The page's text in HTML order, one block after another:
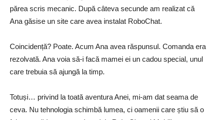
părea scris mecanic. După câteva secunde am realizat că
Ana găsise un site care avea instalat RoboChat.
Coincidență? Poate. Acum Ana avea răspunsul. Comanda era
rezolvată. Ana voia să-i facă mamei ei un cadou special, unul
care trebuia să ajungă la timp.
Totuși… privind la toată aventura Anei, mi-am dat seama de
ceva. Nu tehnologia schimbă lumea, ci oamenii care știu să o